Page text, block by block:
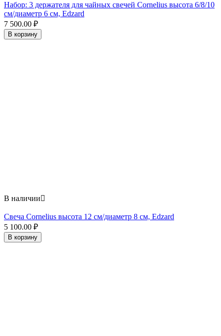
Набор: 3 держателя для чайных свечей Cornelius высота 6/8/10
см/диаметр 6 см, Edzard
7 500.00 ₽
В корзину
В наличии
Свеча Cornelius высота 12 см/диаметр 8 см, Edzard
5 100.00 ₽
В корзину